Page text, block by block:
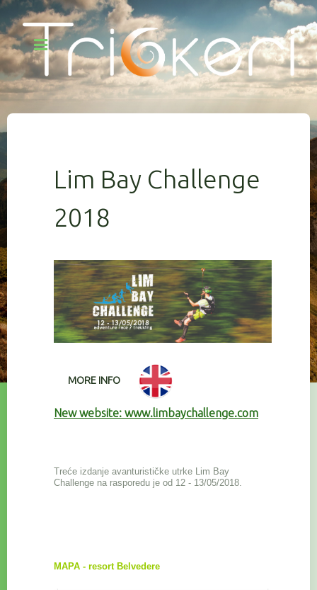
Lim Bay Challenge
2018
MORE INFO
New website: www.limbaychallenge.com
Treće izdanje avanturističke utrke Lim Bay
Challenge na rasporedu je od 12 - 13/05/2018.
MAPA - resort Belvedere